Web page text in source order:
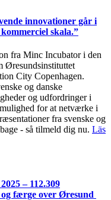
innovationer går i
skala.”
fra Minc Incubator i den
Øresundsinstituttet
City Copenhagen.
og danske
og udfordringer i
for at netværke i
fra svenske og
- så tilmeld dig nu. Läs
– 112.309
og færge over Øresund